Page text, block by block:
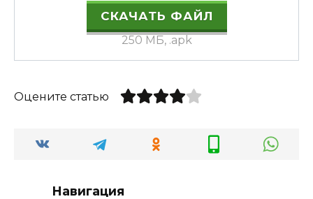
СКАЧАТЬ ФАЙЛ
250 МБ, .apk
Оцените статью
Навигация